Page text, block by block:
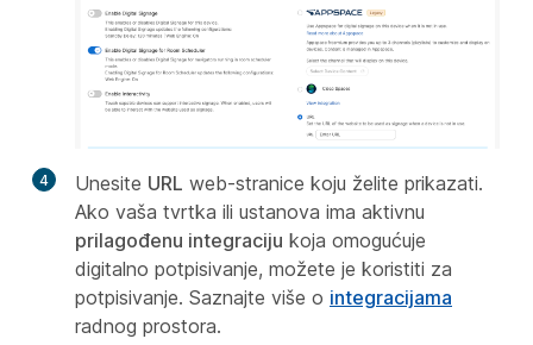
4 Unesite URL web-stranice koju želite prikazati.
Ako vaša tvrtka ili ustanova ima aktivnu
prilagođenu integraciju koja omogućuje
digitalno potpisivanje, možete je koristiti za
potpisivanje. Saznajte više o integracijama
radnog prostora.